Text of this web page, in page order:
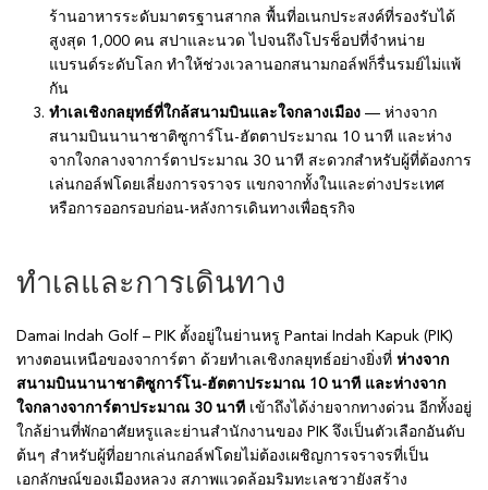
ร้านอาหารระดับมาตรฐานสากล พื้นที่อเนกประสงค์ที่รองรับได้
สูงสุด 1,000 คน สปาและนวด ไปจนถึงโปรช็อปที่จำหน่าย
แบรนด์ระดับโลก ทำให้ช่วงเวลานอกสนามกอล์ฟก็รื่นรมย์ไม่แพ้
กัน
ทำเลเชิงกลยุทธ์ที่ใกล้สนามบินและใจกลางเมือง — ห่างจาก
สนามบินนานาชาติซูการ์โน-ฮัตตาประมาณ 10 นาที และห่าง
จากใจกลางจาการ์ตาประมาณ 30 นาที สะดวกสำหรับผู้ที่ต้องการ
เล่นกอล์ฟโดยเลี่ยงการจราจร แขกจากทั้งในและต่างประเทศ
หรือการออกรอบก่อน-หลังการเดินทางเพื่อธุรกิจ
ทำเลและการเดินทาง
Damai Indah Golf – PIK ตั้งอยู่ในย่านหรู Pantai Indah Kapuk (PIK)
ทางตอนเหนือของจาการ์ตา ด้วยทำเลเชิงกลยุทธ์อย่างยิ่งที่ ห่างจาก
สนามบินนานาชาติซูการ์โน-ฮัตตาประมาณ 10 นาที และห่างจาก
ใจกลางจาการ์ตาประมาณ 30 นาที เข้าถึงได้ง่ายจากทางด่วน อีกทั้งอยู่
ใกล้ย่านที่พักอาศัยหรูและย่านสำนักงานของ PIK จึงเป็นตัวเลือกอันดับ
ต้นๆ สำหรับผู้ที่อยากเล่นกอล์ฟโดยไม่ต้องเผชิญการจราจรที่เป็น
เอกลักษณ์ของเมืองหลวง สภาพแวดล้อมริมทะเลชวายังสร้าง